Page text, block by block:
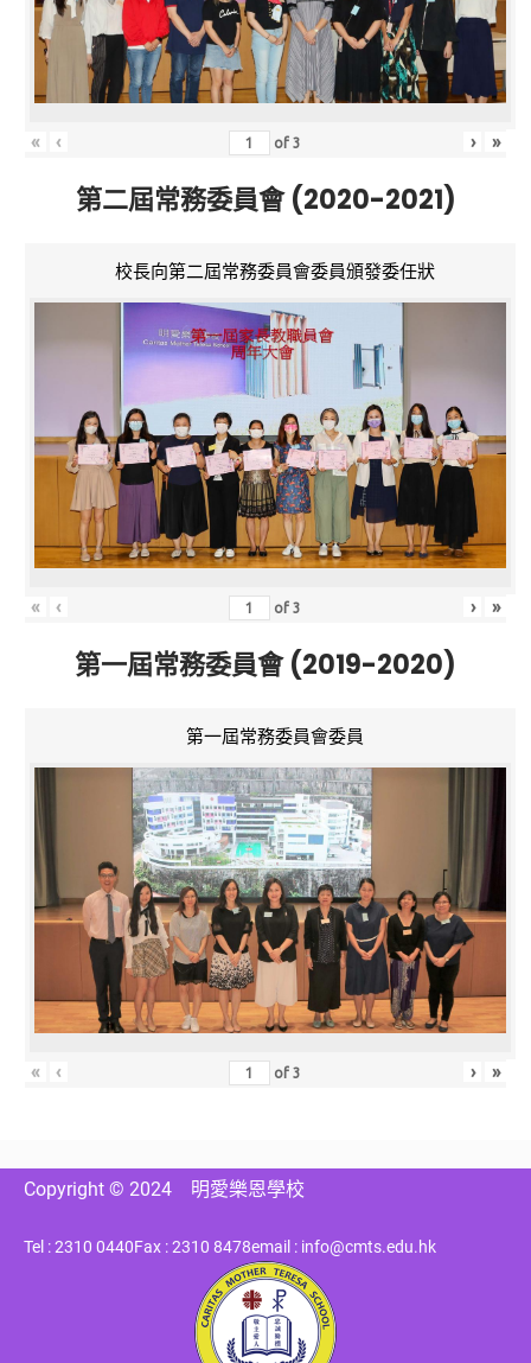
« ‹ of3 › »
第二屆常務委員會 (2020-2021)
校長向第二屆常務委員會委員頒發委任狀
« ‹ of3 › »
第一屆常務委員會 (2019-2020)
第一屆常務委員會委員
« ‹ of3 › »
Copyright © 2024 明愛樂恩學校
Tel : 2310 0440Fax : 2310 8478email : info@cmts.edu.hk